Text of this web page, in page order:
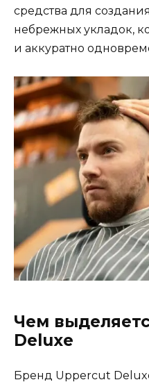
средства для
небрежных укладок,
и аккуратно
Чем
Deluxe
Бренд Uppercut